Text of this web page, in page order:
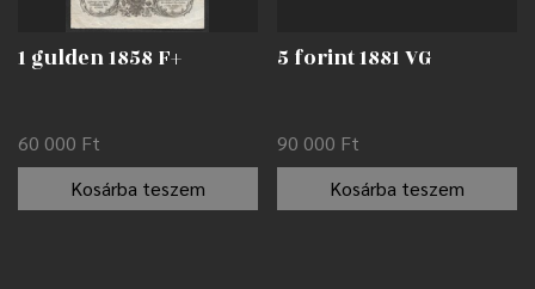
1 gulden 1858 F+
60 000 Ft
Kosárba teszem
5 forint 1881 VG
90 000 Ft
Kosárba teszem